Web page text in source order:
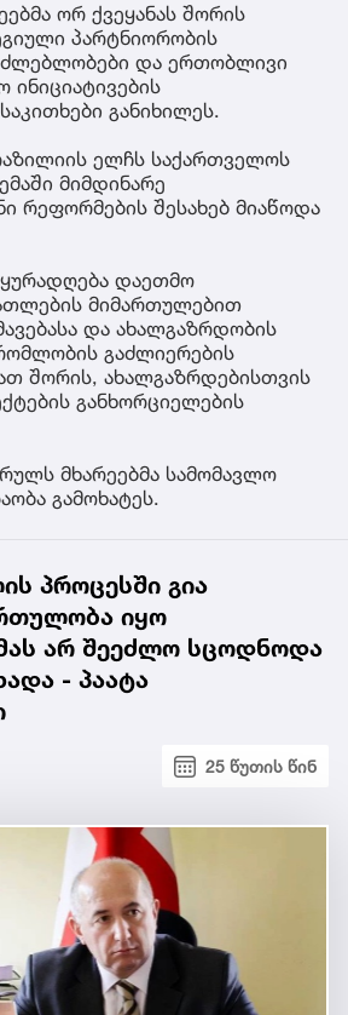
ორ ქვეყანას შორის
პარტნიორობის
და ერთობლივი
ინიციატივების
განიხილეს.
ელჩს საქართველოს
მიმდინარე
რეფორმების შესახებ მიაწოდა
დაეთმო
მიმართულებით
და ახალგაზრდობის
გაძლიერების
შორის, ახალგაზრდებისთვის
განხორციელების
მხარეებმა სამომავლო
გამოხატეს.
პროცესში გია
იყო
არ შეეძლო სცოდნოდა
- პაატა
25 წუთის წინ